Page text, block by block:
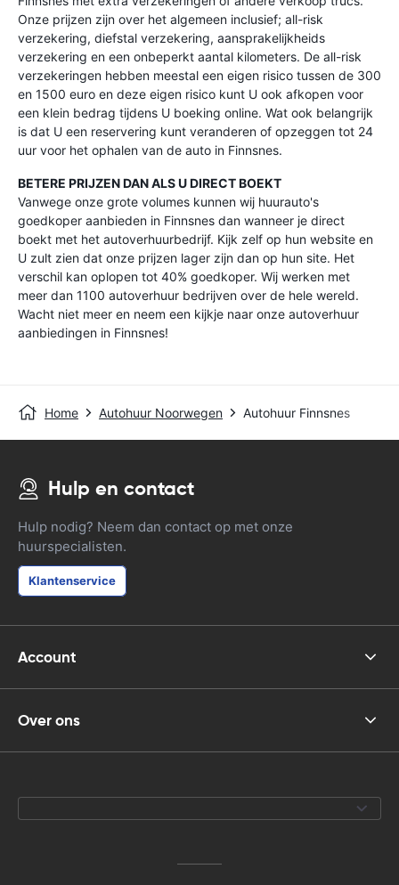
Onze prijzen zijn over het algemeen inclusief; all-risk
verzekering, diefstal verzekering, aansprakelijkheids
verzekering en een onbeperkt aantal kilometers. De all-risk
verzekeringen hebben meestal een eigen risico tussen de 300
en 1500 euro en deze eigen risico kunt U ook afkopen voor
een klein bedrag tijdens U boeking online. Wat ook belangrijk
is dat U een reservering kunt veranderen of opzeggen tot 24
uur voor het ophalen van de auto in Finnsnes.
BETERE PRIJZEN DAN ALS U DIRECT BOEKT
Vanwege onze grote volumes kunnen wij huurauto's
goedkoper aanbieden in Finnsnes dan wanneer je direct
boekt met het autoverhuurbedrijf. Kijk zelf op hun website en
U zult zien dat onze prijzen lager zijn dan op hun site. Het
verschil kan oplopen tot 40% goedkoper. Wij werken met
meer dan 1100 autoverhuur bedrijven over de hele wereld.
Wacht niet meer en neem een kijkje naar onze autoverhuur
aanbiedingen in Finnsnes!
Home Autohuur Noorwegen Autohuur Finnsnes
Hulp en contact
Hulp nodig? Neem dan contact op met onze
huurspecialisten.
Klantenservice
Account
Over ons